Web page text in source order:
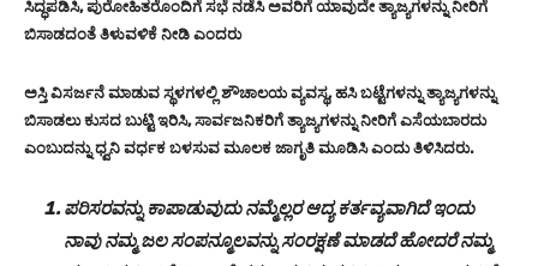
ಸಿದ್ಧಪಡಿಸಿ, ಪುರೋಹಿತರೊಂದಿಗೆ ಸಭೆ ನಡೆಸಿ ಅವರಿಗೆ ಯಾವುದೇ ತ್ಯಾಜ್ಯಗಳನ್ನು ನೀರಿಗೆ
ಬಿಸಾಡದಂತೆ ತಿಳುವಳಿಕೆ ನೀಡಿ ಎಂದರು
ಅಸ್ತಿ ವಿಸರ್ಜನೆ ಮಾಡುವ ಸ್ಥಳಗಳಲ್ಲಿ ಶೌಚಾಲಯ ವ್ಯವಸ್ಥ, ಹಸಿ ಬಟ್ಟೆಗಳನ್ನು ತ್ಯಾಜ್ಯಗಳನ್ನು
ಬಿಸಾಡಲು ಕುಸದ ಬುಟ್ಟಿ ಇರಿಸಿ, ಸಾರ್ವಜನಿಕರಿಗೆ ತ್ಯಾಜ್ಯಗಳನ್ನು ನೀರಿಗೆ ಎಸೆಯಬಾರದು
ಎಂಬುದನ್ನು ಧ್ವನಿ ವರ್ಧಕ ಬಳಸುವ ಮೂಲಕ ಜಾಗೃತಿ ಮೂಡಿಸಿ ಎಂದು ತಿಳಿಸಿದರು.
ಪರಿಸರವನ್ನು ಕಾಪಾಡುವುದು ನಮ್ಮೆಲ್ಲರ ಆದ್ಯ ಕರ್ತವ್ಯವಾಗಿದೆ ಇಂದು
ನಾವು ನಮ್ಮ ಜಲ ಸಂಪನ್ಮೂಲವನ್ನು ಸಂರಕ್ಷಣೆ ಮಾಡದೆ ಹೋದರೆ ನಮ್ಮ